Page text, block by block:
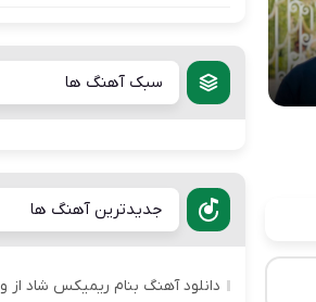
سبک آهنگ ها
جدیدترین آهنگ ها
دانلود آهنگ بنام ریمیکس شاد از